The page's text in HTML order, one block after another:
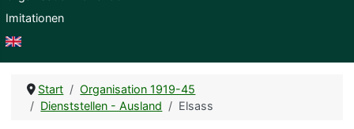
Imitationen
English
Start
Organisation 1919-45
Dienststellen - Ausland
Elsass